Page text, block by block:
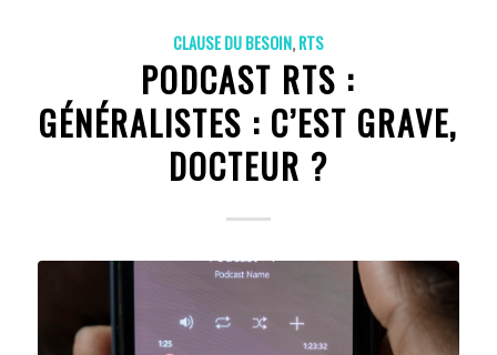
CLAUSE DU BESOIN,RTS
PODCAST RTS :
GÉNÉRALISTES : C’EST GRAVE,
DOCTEUR ?